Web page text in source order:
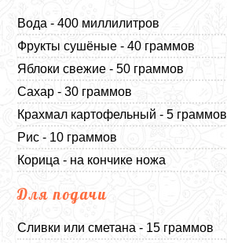
Вода - 400 миллилитров
Фрукты сушёные - 40 граммов
Яблоки свежие - 50 граммов
Сахар - 30 граммов
Крахмал картофельный - 5 граммов
Рис - 10 граммов
Корица - на кончике ножа
Для подачи
Сливки или сметана - 15 граммов